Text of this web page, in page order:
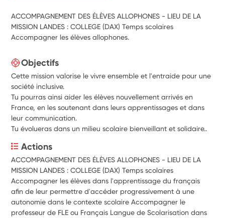
ACCOMPAGNEMENT DES ÉLÈVES ALLOPHONES - LIEU DE LA
MISSION LANDES : COLLEGE (DAX) Temps scolaires
Accompagner les élèves allophones.
Objectifs
Cette mission valorise le vivre ensemble et l'entraide pour une
société inclusive.
Tu pourras ainsi aider les élèves nouvellement arrivés en
France, en les soutenant dans leurs apprentissages et dans
leur communication.
Tu évolueras dans un milieu scolaire bienveillant et solidaire..
Actions
ACCOMPAGNEMENT DES ÉLÈVES ALLOPHONES - LIEU DE LA
MISSION LANDES : COLLEGE (DAX) Temps scolaires
Accompagner les élèves dans l'apprentissage du français
afin de leur permettre d'accéder progressivement à une
autonomie dans le contexte scolaire Accompagner le
professeur de FLE ou Français Langue de Scolarisation dans